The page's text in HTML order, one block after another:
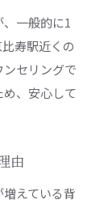
一般的に1
寿駅近くの
セリングで
、安心して
由
えている背